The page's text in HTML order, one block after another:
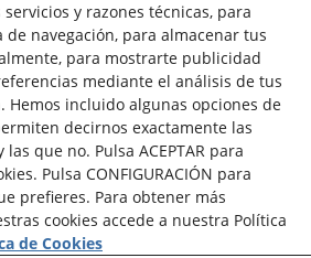
Contacto
Cookies Aviso Legal
de Uso
y razones técnicas, para
navegación, para almacenar tus
para mostrarte publicidad
mediante el análisis de tus
Hemos incluido algunas opciones de
decirnos exactamente las
que no. Pulsa ACEPTAR para
Pulsa CONFIGURACIÓN para
prefieres. Para obtener más
cookies accede a nuestra Política
de Cookies